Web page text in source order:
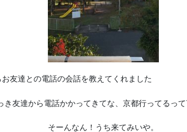
友達との電話の会話を教えてくれました
き友達から電話かかってきてな、京都行ってるっ
そーんなん！うち来てみいや。